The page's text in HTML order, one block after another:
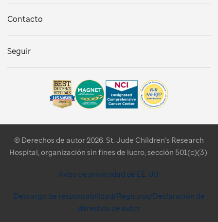
Contacto
Seguir
© Derechos de autor 2026. St. Jude Children’s Research
Hospital, organización sin fines de lucro, sección 501(c)(3).
Aviso de privacidad de EE. UU.
Descargo de responsabilidad/Registros/Declaración de
derechos de autor